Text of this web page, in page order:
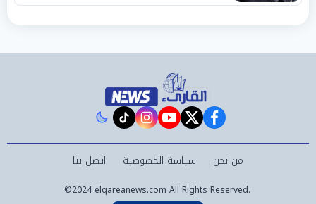
facebook
twitter
youtube
instagram
tiktok
من نحن سياسة الخصوصية اتصل بنا
©2024 elqareanews.com All Rights Reserved.